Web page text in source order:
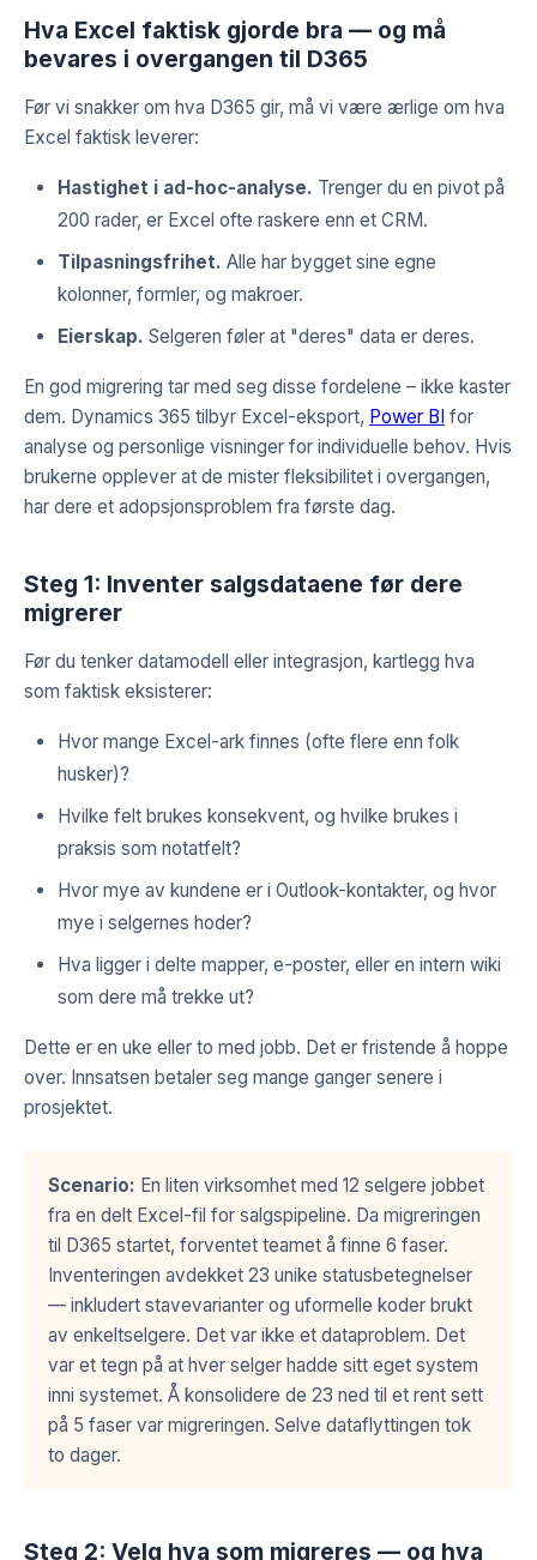
Hva Excel faktisk gjorde bra — og må
bevares i overgangen til D365
Før vi snakker om hva D365 gir, må vi være ærlige om hva
Excel faktisk leverer:
Hastighet i ad-hoc-analyse. Trenger du en pivot på
200 rader, er Excel ofte raskere enn et CRM.
Tilpasningsfrihet. Alle har bygget sine egne
kolonner, formler, og makroer.
Eierskap. Selgeren føler at "deres" data er deres.
En god migrering tar med seg disse fordelene – ikke kaster
dem. Dynamics 365 tilbyr Excel-eksport, Power BI for
analyse og personlige visninger for individuelle behov. Hvis
brukerne opplever at de mister fleksibilitet i overgangen,
har dere et adopsjonsproblem fra første dag.
Steg 1: Inventer salgsdataene før dere
migrerer
Før du tenker datamodell eller integrasjon, kartlegg hva
som faktisk eksisterer:
Hvor mange Excel-ark finnes (ofte flere enn folk
husker)?
Hvilke felt brukes konsekvent, og hvilke brukes i
praksis som notatfelt?
Hvor mye av kundene er i Outlook-kontakter, og hvor
mye i selgernes hoder?
Hva ligger i delte mapper, e-poster, eller en intern wiki
som dere må trekke ut?
Dette er en uke eller to med jobb. Det er fristende å hoppe
over. Innsatsen betaler seg mange ganger senere i
prosjektet.
Scenario: En liten virksomhet med 12 selgere jobbet
fra en delt Excel-fil for salgspipeline. Da migreringen
til D365 startet, forventet teamet å finne 6 faser.
Inventeringen avdekket 23 unike statusbetegnelser
— inkludert stavevarianter og uformelle koder brukt
av enkeltselgere. Det var ikke et dataproblem. Det
var et tegn på at hver selger hadde sitt eget system
inni systemet. Å konsolidere de 23 ned til et rent sett
på 5 faser var migreringen. Selve dataflyttingen tok
to dager.
Steg 2: Velg hva som migreres — og hva